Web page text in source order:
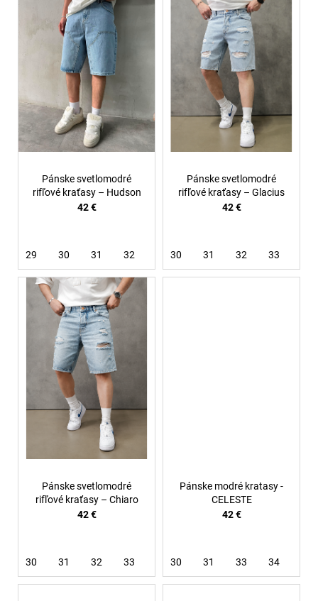
o
u
Pánske svetlomodré
rifľové kraťasy – Hudson
42 €
29 30 31 32
Pánske svetlomodré
rifľové kraťasy – Glacius
42 €
30 31 32 33
Pánske svetlomodré
rifľové kraťasy – Chiaro
42 €
30 31 32 33
Pánske modré kratasy -
CELESTE
42 €
30 31 33 34